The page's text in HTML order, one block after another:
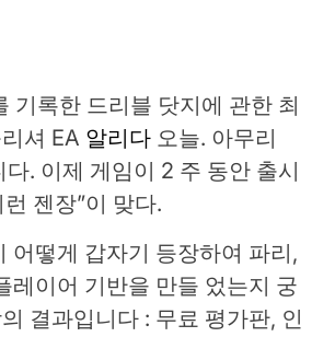
기록한 드리블 닷지에 관한 최
셔 EA 알리다 오늘. 아무리
. 이제 게임이 2 주 동안 출시
젠장”이 맞다.
어떻게 갑자기 등장하여 파리,
레이어 기반을 만들 었는지 궁
결과입니다 : 무료 평가판, 인